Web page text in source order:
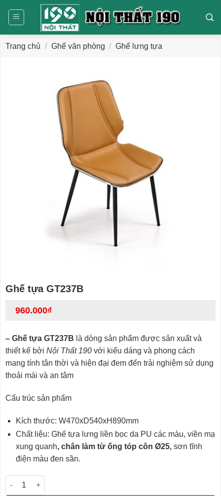
dung
Trang chủ / Ghế văn phòng / Ghế lưng tựa
Ghế tựa GT237B
960.000₫
– Ghế tựa GT237B là dòng sản phẩm được sản xuất và
thiết kế bởi Nội Thất 190 với kiểu dáng và phong cách
mang tính tân thời và hiện đại đem đến trải nghiệm sử dụng
thoải mái và an tâm
Cấu trúc sản phẩm
Kích thước: W470xD540xH890mm
Chất liệu: Ghế tựa lưng liền bọc da PU các màu, viền mạ
xung quanh, chân làm từ ống tóp côn Ø25,sơn tĩnh
điện màu đen sần.
Ghế tựa GT237B số lượng